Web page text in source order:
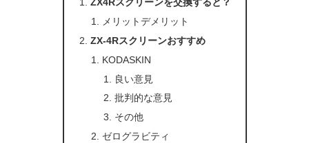
メリットデメリット
ZX-4Rスクリーンおすすめ
KODASKIN
良い意見
批判的な意見
その他
ゼログラビティ